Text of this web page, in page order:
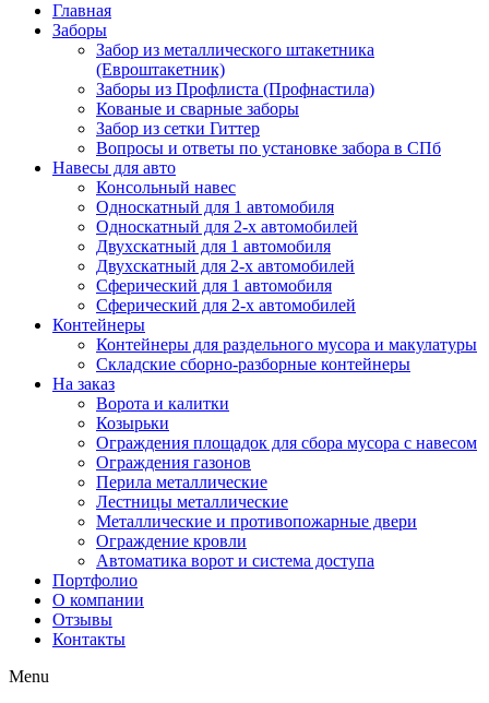
Главная
Заборы
Забор из металлического штакетника
(Евроштакетник)
Заборы из Профлиста (Профнастила)
Кованые и сварные заборы
Забор из сетки Гиттер
Вопросы и ответы по установке забора в СПб
Навесы для авто
Консольный навес
Односкатный для 1 автомобиля
Односкатный для 2-х автомобилей
Двухскатный для 1 автомобиля
Двухскатный для 2-х автомобилей
Сферический для 1 автомобиля
Сферический для 2-х автомобилей
Контейнеры
Контейнеры для раздельного мусора и макулатуры
Складские сборно-разборные контейнеры
На заказ
Ворота и калитки
Козырьки
Ограждения площадок для сбора мусора с навесом
Ограждения газонов
Перила металлические
Лестницы металлические
Металлические и противопожарные двери
Ограждение кровли
Автоматика ворот и система доступа
Портфолио
О компании
Отзывы
Контакты
Menu